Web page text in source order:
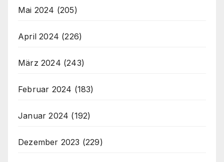
Mai 2024 (205)
April 2024 (226)
März 2024 (243)
Februar 2024 (183)
Januar 2024 (192)
Dezember 2023 (229)